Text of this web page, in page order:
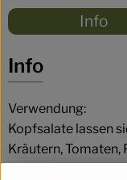
Blog
Info
Info
Verwendung:
Kopfsalate lassen
Kräutern, Tomaten,